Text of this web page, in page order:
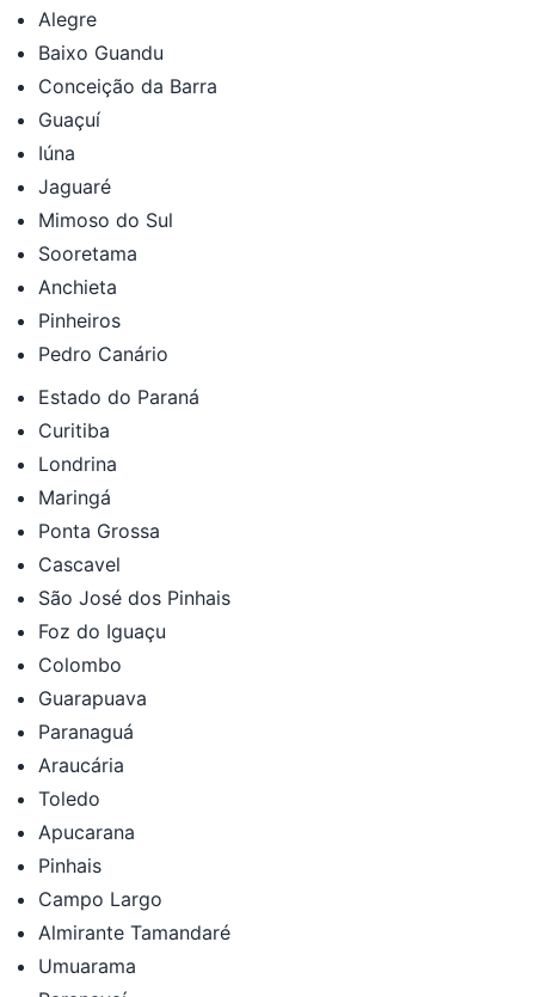
Alegre
Baixo Guandu
Conceição da Barra
Guaçuí
Iúna
Jaguaré
Mimoso do Sul
Sooretama
Anchieta
Pinheiros
Pedro Canário
Estado do Paraná
Curitiba
Londrina
Maringá
Ponta Grossa
Cascavel
São José dos Pinhais
Foz do Iguaçu
Colombo
Guarapuava
Paranaguá
Araucária
Toledo
Apucarana
Pinhais
Campo Largo
Almirante Tamandaré
Umuarama